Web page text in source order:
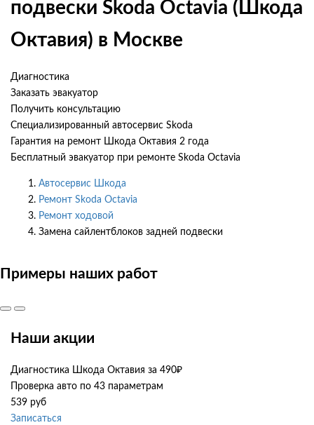
подвески Skoda Octavia (Шкода
Октавия) в Москве
Диагностика
Заказать эвакуатор
Получить консультацию
Специализированный автосервис Skoda
Гарантия на ремонт Шкода Октавия 2 года
Бесплатный эвакуатор при ремонте Skoda Octavia
Автосервис Шкода
Ремонт Skoda Octavia
Ремонт ходовой
Замена сайлентблоков задней подвески
Примеры наших работ
Наши акции
Диагностика Шкода Октавия за 490₽
Проверка авто по 43 параметрам
539 руб
Записаться